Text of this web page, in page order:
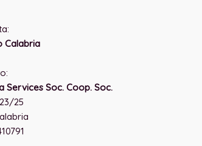
Calabria
Services Soc. Coop. Soc.
25